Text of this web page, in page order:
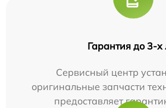
Гарантия до 3-х
Сервисный центр
оригинальные запчасти
предоставляет